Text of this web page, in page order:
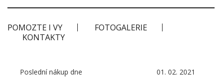
POMOZTE I VY
FOTOGALERIE
KONTAKTY
Poslední nákup dne 01. 02. 2021